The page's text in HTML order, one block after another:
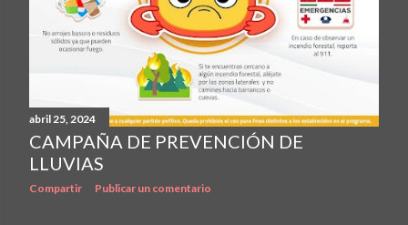
abril 25, 2024
CAMPAÑA DE PREVENCIÓN DE
LLUVIAS
Compartir Publicar un comentario